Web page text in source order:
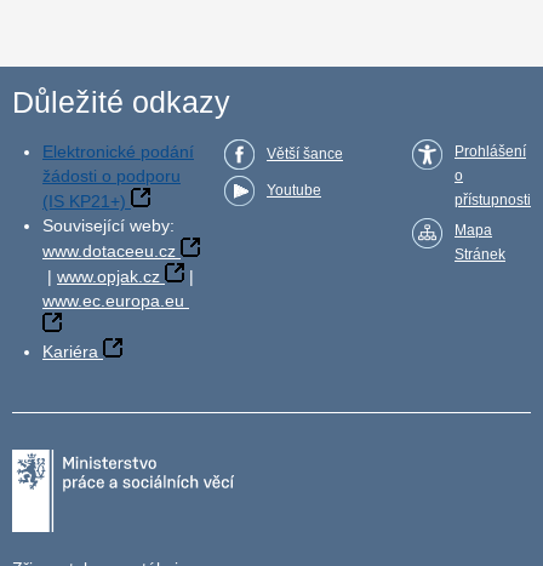
Důležité odkazy
Elektronické podání
žádosti o podporu
(IS KP21+)
Související weby:
www.dotaceeu.cz
| www.opjak.cz
|
www.ec.europa.eu
Kariéra
Větší šance
Youtube
Prohlášení
o
přístupnosti
Mapa
Stránek